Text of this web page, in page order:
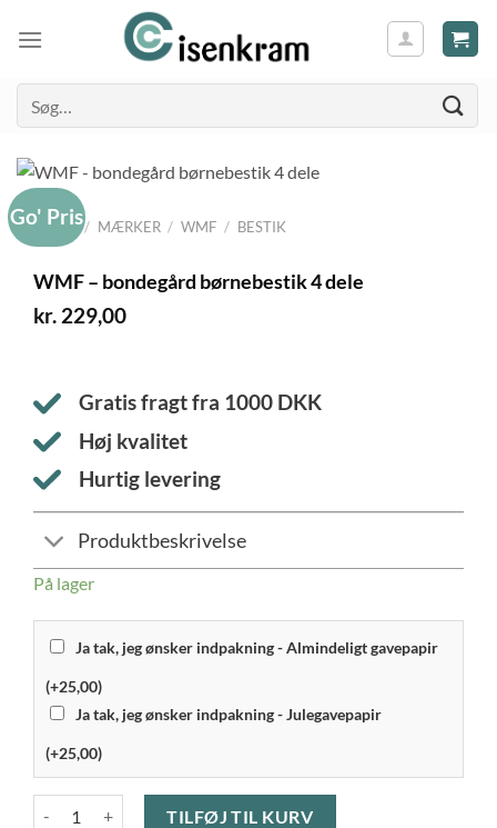
efter:
FORSIDE / MÆRKER / WMF / BESTIK
Go' Pris
WMF – bondegård børnebestik 4 dele
kr. 229,00
Gratis fragt fra 1000 DKK
Høj kvalitet
Hurtig levering
Produktbeskrivelse
På lager
Ja tak, jeg ønsker indpakning - Almindeligt gavepapir
(+25,00)
Ja tak, jeg ønsker indpakning - Julegavepapir
(+25,00)
TILFØJ TIL KURV